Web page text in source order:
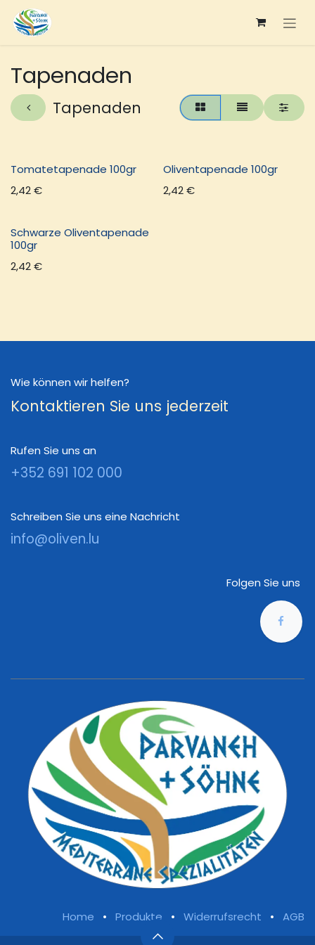
Zum Inhalt springen
Tapenaden
Tapenaden
Tomatetapenade 100gr
2,42€
Oliventapenade 100gr
2,42€
Schwarze Oliventapenade
100gr
2,42€
Wie können wir helfen?
Kontaktieren Sie uns jederzeit
Rufen Sie uns an
+352 691 102 000
Schreiben Sie uns eine Nachricht
info@oliven.lu
Folgen Sie uns
Home • Produkte • Widerrufsrecht • AGB